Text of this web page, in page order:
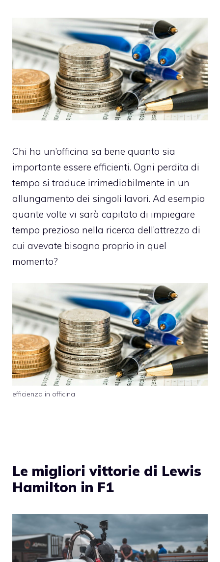
Chi ha un’officina sa bene quanto sia
importante essere efficienti. Ogni perdita di
tempo si traduce irrimediabilmente in un
allungamento dei singoli lavori. Ad esempio
quante volte vi sarà capitato di impiegare
tempo prezioso nella ricerca dell’attrezzo di
cui avevate bisogno proprio in quel
momento?
efficienza in officina
Le migliori vittorie di Lewis
Hamilton in F1